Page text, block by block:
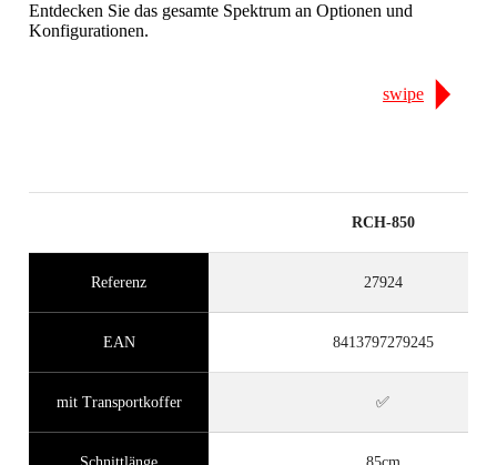
Entdecken Sie das gesamte Spektrum an Optionen und
Konfigurationen.
swipe
RCH-850
Referenz 27924
EAN 8413797279245
mit Transportkoffer ✅